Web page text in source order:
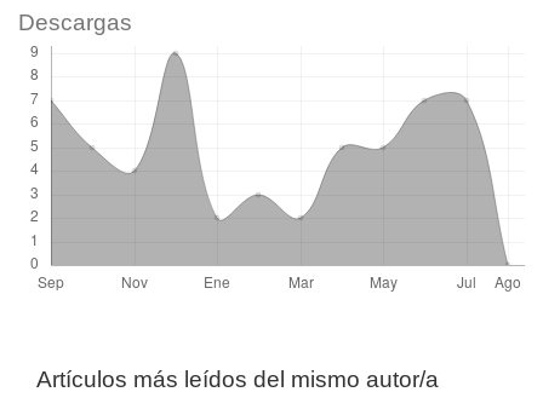
Descargas
Artículos más leídos del mismo autor/a